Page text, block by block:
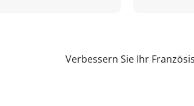
Verbessern Sie Ihr